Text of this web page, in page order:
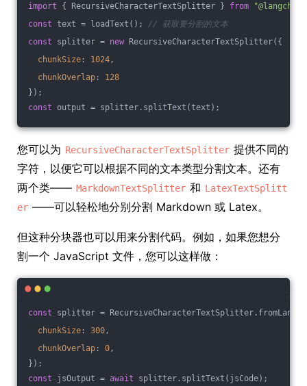
import { RecursiveCharacterTextSplitter } from
const text = loadText(); // 获取要分割的文本
const splitter = new RecursiveCharacterTextSplitter({
chunkSize : 1024,
chunkOverlap : 128
});
const output = splitter.splitText(text);
您可以为 RecursiveCharacterTextSplitter 提供不同的
字符，以便它可以根据不同的文本类型分割文本。还有
两个类—— MarkdownTextSplitter 和 LatexTextSplitt
er ——可以轻松地分别分割 Markdown 或 Latex。
但这种分块器也可以用来分割代码。例如，如果您想分
割一个 JavaScript 文件，您可以这样做：
const splitter =
chunkSize : 300,
chunkOverlap : 0,
});
const jsOutput = await splitter.splitText(jsCode);